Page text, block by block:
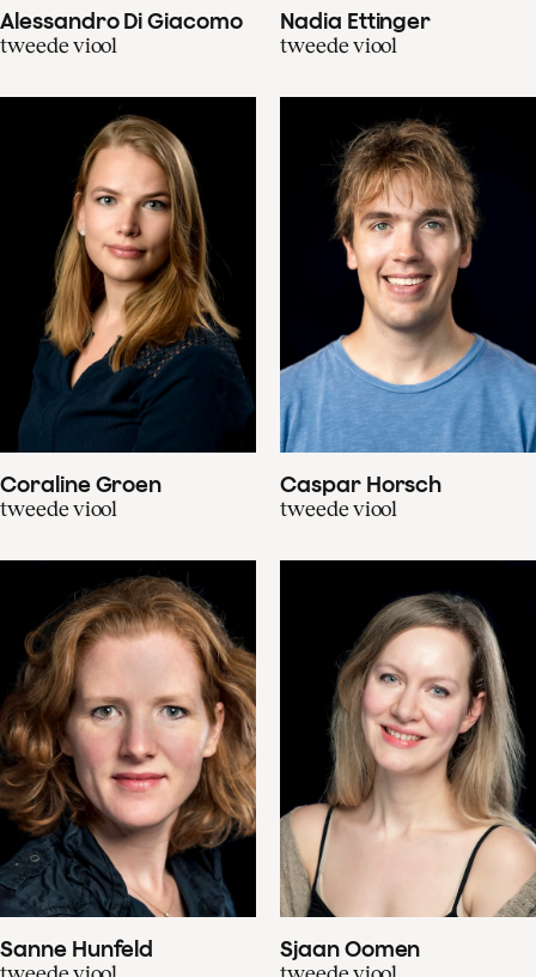
Alessandro Di Giacomo
tweede viool
Nadia Ettinger
tweede viool
Coraline Groen
tweede viool
Caspar Horsch
tweede viool
Sanne Hunfeld Sjaan Oomen